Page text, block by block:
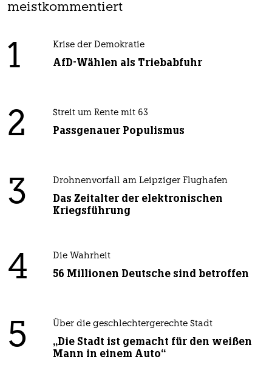
meistkommentiert
1 Krise der Demokratie
AfD-Wählen als Triebabfuhr
2 Streit um Rente mit 63
Passgenauer Populismus
3 Drohnenvorfall am Leipziger Flughafen
Das Zeitalter der elektronischen
Kriegsführung
4 Die Wahrheit
56 Millionen Deutsche sind betroffen
5 Über die geschlechtergerechte Stadt
„Die Stadt ist gemacht für den weißen
Mann in einem Auto“